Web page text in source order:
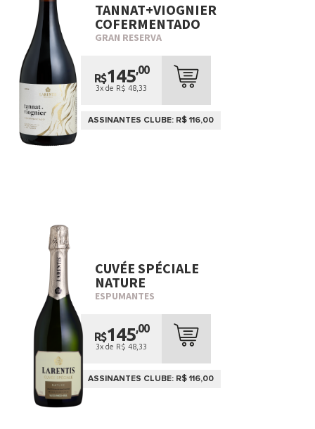
TANNAT+VIOGNIER
COFERMENTADO
GRAN RESERVA
R$145,00
3x de R$ 48,33
ASSINANTES CLUBE: R$ 116,00
CUVÉE SPÉCIALE
NATURE
ESPUMANTES
R$145,00
3x de R$ 48,33
ASSINANTES CLUBE: R$ 116,00